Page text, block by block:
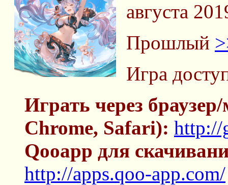
августа
Прошлый
Игра
Играть через
Chrome, Safari): http://
Qooapp для
http://apps.qoo-app.com/